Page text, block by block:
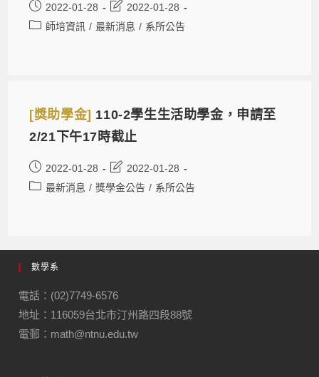
2022-01-28
2022-01-28
師培資訊 / 最新消息 / 系所公告
[獎助學金] 110-2學生生活助學金，申請至
2/21下午17時截止
2022-01-28
2022-01-28
最新消息 / 獎學金公告 / 系所公告
數學系
電話：(02)7749-6576
地址：116059台北市汀州路四段88號
電郵：math@ntnu.edu.tw